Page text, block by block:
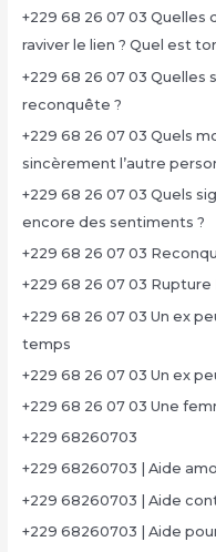
+229 68 26 07 03 Quelles
raviver le lien ? Quel est
+229 68 26 07 03 Quelles
reconquête ?
+229 68 26 07 03 Quels
sincèrement l’autre
+229 68 26 07 03 Quels
encore des sentiments ?
+229 68 26 07 03
+229 68 26 07 03 Rupture
+229 68 26 07 03 Un ex
temps
+229 68 26 07 03 Un ex
+229 68 26 07 03 Une
+229 68260703
+229 68260703 | Aide
+229 68260703 | Aide
+229 68260703 | Aide